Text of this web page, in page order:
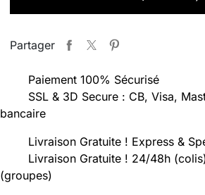
Partager
Paiement 100% Sécurisé
SSL & 3D Secure : CB, Visa,
bancaire
Livraison Gratuite ! Express &
Livraison Gratuite ! 24/48h
(groupes)